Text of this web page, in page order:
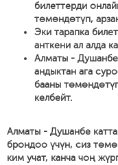
билеттерди
төмөндөтүп,
Эки тарапка
анткени ал алда
Алматы - Душанбе
андыктан ага
бааны
келбейт.
Алматы - Душанбе
брондоо үчүн, сиз
ким учат, канча чоң